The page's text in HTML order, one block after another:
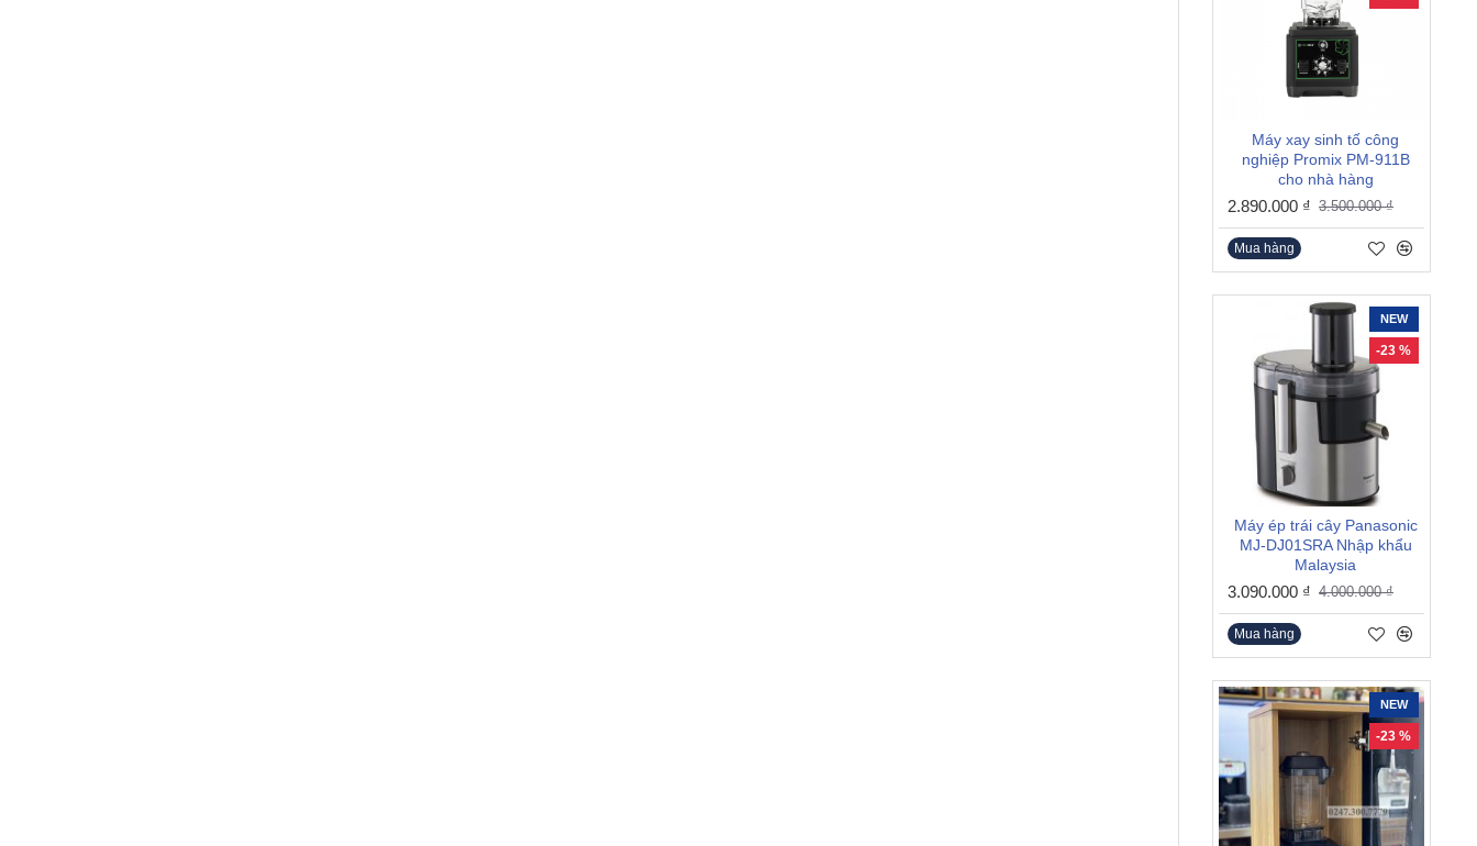
Máy xay sinh tố công
nghiệp Promix PM-911B
cho nhà hàng
2.890.000 ₫ 3.500.000 ₫
Mua hàng
NEW
-23 %
Máy ép trái cây Panasonic
MJ-DJ01SRA Nhập khẩu
Malaysia
3.090.000 ₫ 4.000.000 ₫
Mua hàng
NEW
-23 %